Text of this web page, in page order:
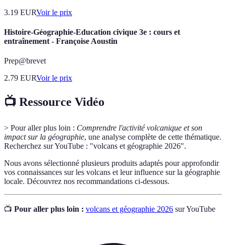
3.19 EURVoir le prix
Histoire-Géographie-Education civique 3e : cours et
entraînement - Françoise Aoustin
Prep@brevet
2.79 EURVoir le prix
📺 Ressource Vidéo
> Pour aller plus loin : Comprendre l'activité volcanique et son
impact sur la géographie, une analyse complète de cette thématique.
Recherchez sur YouTube : "volcans et géographie 2026".
Nous avons sélectionné plusieurs produits adaptés pour approfondir
vos connaissances sur les volcans et leur influence sur la géographie
locale. Découvrez nos recommandations ci-dessous.
📺 Pour aller plus loin : volcans et géographie 2026 sur YouTube